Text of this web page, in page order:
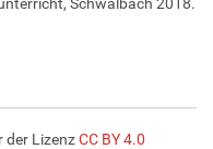
der LizenzCC BY 4.0